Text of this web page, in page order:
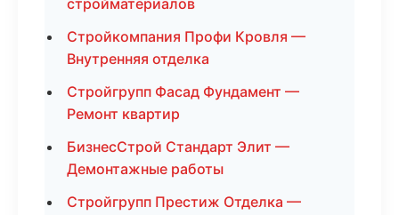
стройматериалов
Стройкомпания Профи Кровля —
Внутренняя отделка
Стройгрупп Фасад Фундамент —
Ремонт квартир
БизнесСтрой Стандарт Элит —
Демонтажные работы
Стройгрупп Престиж Отделка —